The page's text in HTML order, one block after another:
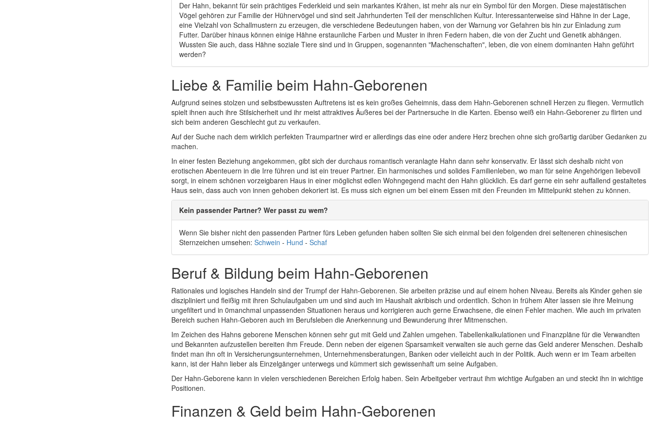
Der Hahn, bekannt für sein prächtiges Federkleid und sein markantes Krähen, ist mehr als nur ein Symbol für den Morgen. Diese majestätischen
Vögel gehören zur Familie der Hühnervögel und sind seit Jahrhunderten Teil der menschlichen Kultur. Interessanterweise sind Hähne in der Lage,
eine Vielzahl von Schallmustern zu erzeugen, die verschiedene Bedeutungen haben, von der Warnung vor Gefahren bis hin zur Einladung zum
Futter. Darüber hinaus können einige Hähne erstaunliche Farben und Muster in ihren Federn haben, die von der Zucht und Genetik abhängen.
Wussten Sie auch, dass Hähne soziale Tiere sind und in Gruppen, sogenannten "Machenschaften", leben, die von einem dominanten Hahn geführt
werden?
Liebe & Familie beim Hahn-Geborenen
Aufgrund seines stolzen und selbstbewussten Auftretens ist es kein großes Geheimnis, dass dem Hahn-Geborenen schnell Herzen zu fliegen. Vermutlich
spielt ihnen auch ihre Stilsicherheit und ihr meist attraktives Äußeres bei der Partnersuche in die Karten. Ebenso weiß ein Hahn-Geborener zu flirten und
sich beim anderen Geschlecht gut zu verkaufen.
Auf der Suche nach dem wirklich perfekten Traumpartner wird er allerdings das eine oder andere Herz brechen ohne sich großartig darüber Gedanken zu
machen.
In einer festen Beziehung angekommen, gibt sich der durchaus romantisch veranlagte Hahn dann sehr konservativ. Er lässt sich deshalb nicht von
erotischen Abenteuern in die Irre führen und ist ein treuer Partner. Ein harmonisches und solides Familienleben, wo man für seine Angehörigen liebevoll
sorgt, in einem schönen vorzeigbaren Haus in einer möglichst edlen Wohngegend macht den Hahn glücklich. Es darf gerne ein sehr auffallend gestaltetes
Haus sein, dass auch von innen gehoben dekoriert ist. Es muss sich eignen um bei einem Essen mit den Freunden im Mittelpunkt stehen zu können.
Kein passender Partner? Wer passt zu wem?
Wenn Sie bisher nicht den passenden Partner fürs Leben gefunden haben sollten Sie sich einmal bei den folgenden drei selteneren chinesischen
Sternzeichen umsehen: Schwein - Hund - Schaf
Beruf & Bildung beim Hahn-Geborenen
Rationales und logisches Handeln sind der Trumpf der Hahn-Geborenen. Sie arbeiten präzise und auf einem hohen Niveau. Bereits als Kinder gehen sie
diszipliniert und fleißig mit ihren Schulaufgaben um und sind auch im Haushalt akribisch und ordentlich. Schon in frühem Alter lassen sie ihre Meinung
ungefiltert und in 0manchmal unpassenden Situationen heraus und korrigieren auch gerne Erwachsene, die einen Fehler machen. Wie auch im privaten
Bereich suchen Hahn-Geboren auch im Berufsleben die Anerkennung und Bewunderung ihrer Mitmenschen.
Im Zeichen des Hahns geborene Menschen können sehr gut mit Geld und Zahlen umgehen. Tabellenkalkulationen und Finanzpläne für die Verwandten
und Bekannten aufzustellen bereiten ihm Freude. Denn neben der eigenen Sparsamkeit verwalten sie auch gerne das Geld anderer Menschen. Deshalb
findet man ihn oft in Versicherungsunternehmen, Unternehmensberatungen, Banken oder vielleicht auch in der Politik. Auch wenn er im Team arbeiten
kann, ist der Hahn lieber als Einzelgänger unterwegs und kümmert sich gewissenhaft um seine Aufgaben.
Der Hahn-Geborene kann in vielen verschiedenen Bereichen Erfolg haben. Sein Arbeitgeber vertraut ihm wichtige Aufgaben an und steckt ihn in wichtige
Positionen.
Finanzen & Geld beim Hahn-Geborenen